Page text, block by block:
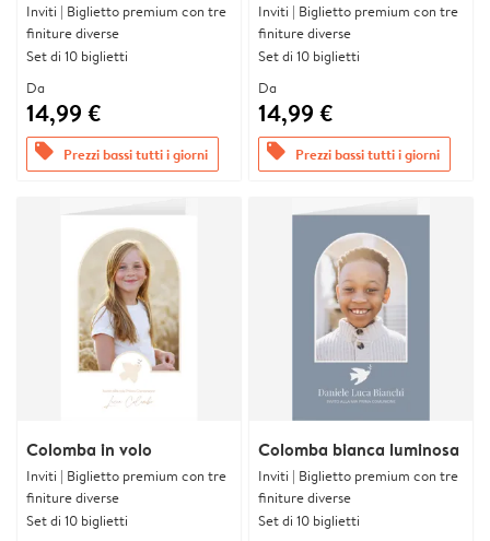
Inviti | Biglietto premium con tre
finiture diverse
Set di 10 biglietti
Da
14,99 €
offers Prezzi bassi tutti i giorni
Inviti | Biglietto premium con tre
finiture diverse
Set di 10 biglietti
Da
14,99 €
offers Prezzi bassi tutti i giorni
Colomba in volo
Inviti | Biglietto premium con tre
finiture diverse
Set di 10 biglietti
Colomba bianca luminosa
Inviti | Biglietto premium con tre
finiture diverse
Set di 10 biglietti